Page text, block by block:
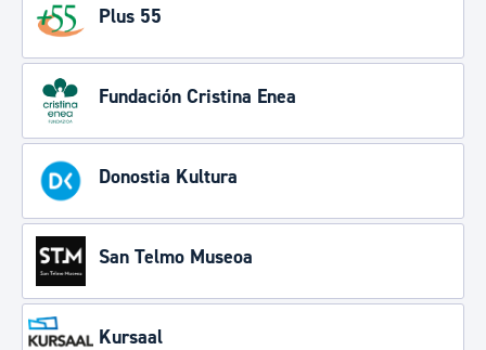
Plus 55
Fundación Cristina Enea
Donostia Kultura
San Telmo Museoa
Kursaal